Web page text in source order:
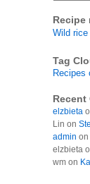
Recipe
Wild
Tag
Recipes
Recent
elzbieta
Lin on
admin on
elzbieta
wm on